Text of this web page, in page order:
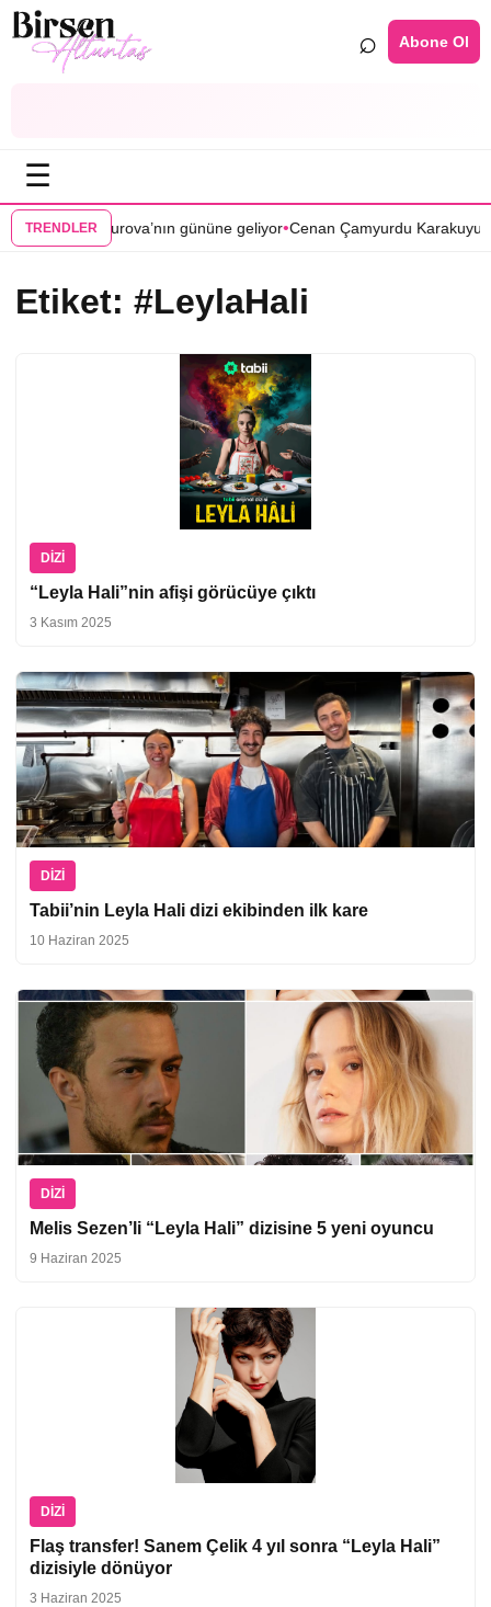
⌕ Abone Ol
☰
TRENDLERÇukurova’nın gününe geliyor•Cenan Çamyurdu Karakuyu
Etiket: #LeylaHali
DIZI
“Leyla Hali”nin afişi görücüye çıktı
3 Kasım 2025
DIZI
Tabii’nin Leyla Hali dizi ekibinden ilk kare
10 Haziran 2025
DIZI
Melis Sezen’li “Leyla Hali” dizisine 5 yeni oyuncu
9 Haziran 2025
DIZI
Flaş transfer! Sanem Çelik 4 yıl sonra “Leyla Hali”
dizisiyle dönüyor
3 Haziran 2025